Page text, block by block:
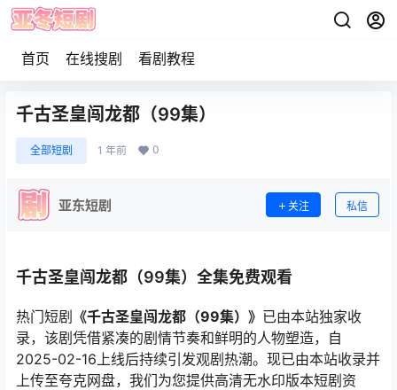
首页 在线搜剧 看剧教程
千古圣皇闯龙都（99集）
全部短剧 1 年前 0
亚东短剧 关注 私信
千古圣皇闯龙都（99集）全集免费观看
热门短剧 《千古圣皇闯龙都（99集）》 已由本站独家收
录，该剧凭借紧凑的剧情节奏和鲜明的人物塑造，自
2025-02-16上线后持续引发观剧热潮。现已由本站收录并
上传至夸克网盘，我们为您提供高清无水印版本短剧资